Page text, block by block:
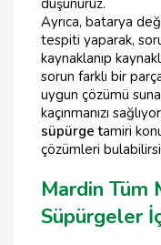
düşünürüz.
Ayrıca, batarya
tespiti yaparak,
kaynaklanıp
sorun farklı bir
uygun çözümü
kaçınmanızı
süpürge tamiri
çözümleri
Mardin Tüm
Süpürgeler